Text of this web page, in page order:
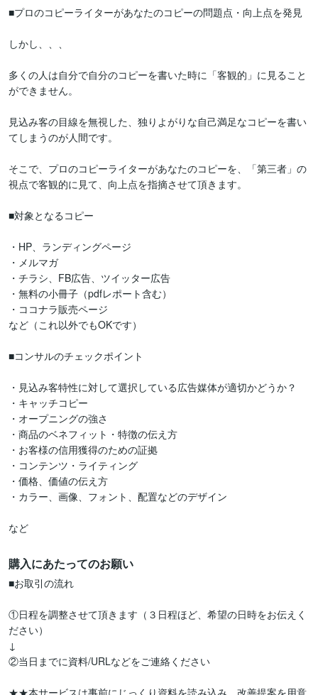
■プロのコピーライターがあなたのコピーの問題点・向上点を発見
しかし、、、
多くの人は自分で自分のコピーを書いた時に「客観的」に見ること
ができません。
見込み客の目線を無視した、独りよがりな自己満足なコピーを書い
てしまうのが人間です。
そこで、プロのコピーライターがあなたのコピーを、「第三者」の
視点で客観的に見て、向上点を指摘させて頂きます。
■対象となるコピー
・HP、ランディングページ
・メルマガ
・チラシ、FB広告、ツイッター広告
・無料の小冊子（pdfレポート含む）
・ココナラ販売ページ
など（これ以外でもOKです）
■コンサルのチェックポイント
・見込み客特性に対して選択している広告媒体が適切かどうか？
・キャッチコピー
・オープニングの強さ
・商品のベネフィット・特徴の伝え方
・お客様の信用獲得のための証拠
・コンテンツ・ライティング
・価格、価値の伝え方
・カラー、画像、フォント、配置などのデザイン
など
購入にあたってのお願い
■お取引の流れ
①日程を調整させて頂きます（３日程ほど、希望の日時をお伝えく
ださい）
↓
②当日までに資料/URLなどをご連絡ください